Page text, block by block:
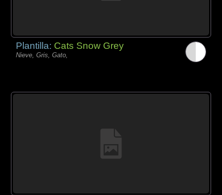
Plantilla: Cats Snow Grey
Nieve, Gris, Gato,